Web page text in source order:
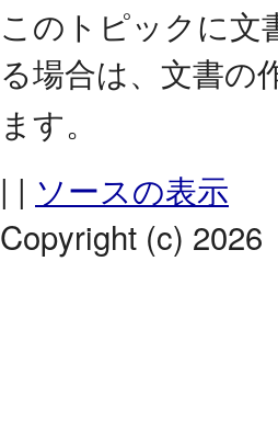
このトピックに文
る場合は、
文書の
ます。
| | ソースの表示
Copyright (c) 2026